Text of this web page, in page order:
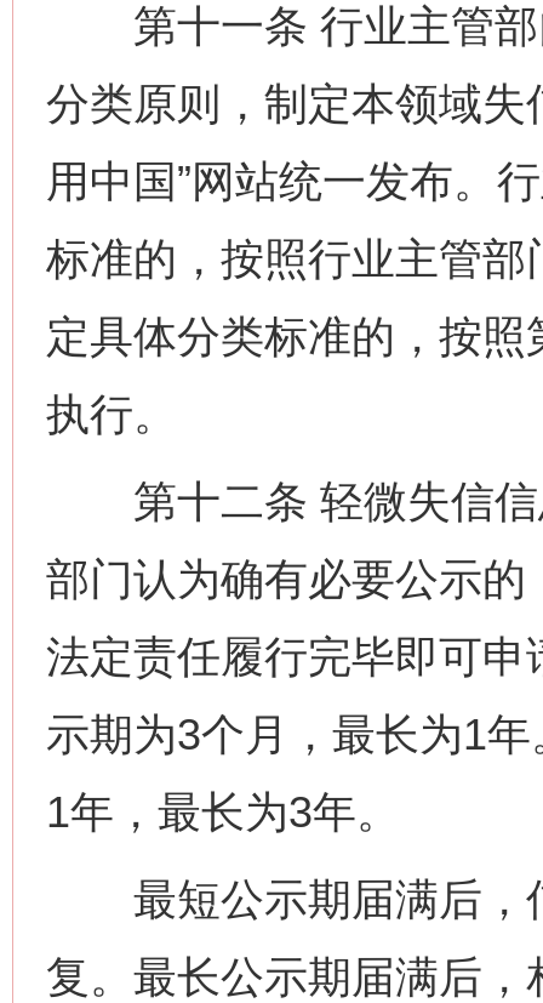
第十一条 行业主管部
分类原则，制定本领域失
用中国”网站统一发布。
标准的，按照行业主管
定具体分类标准的，按
执行。
第十二条 轻微失信信
部门认为确有必要公示
法定责任履行完毕即可
示期为3个月，最长为1
1年，最长为3年。
最短公示期届满后，
复。最长公示期届满后